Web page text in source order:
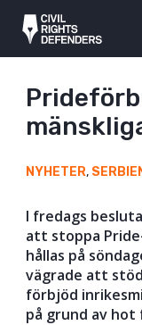
NYHETER,
I fredags
att stoppa
hållas på
vägrade att
förbjöd
på grund av